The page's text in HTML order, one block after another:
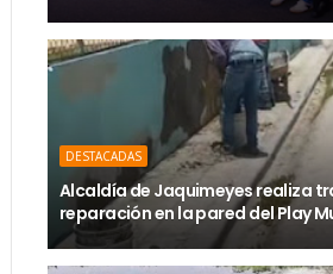
DESTACADAS
Alcaldía de Jaquimeyes realiza
reparación en la pared del Play